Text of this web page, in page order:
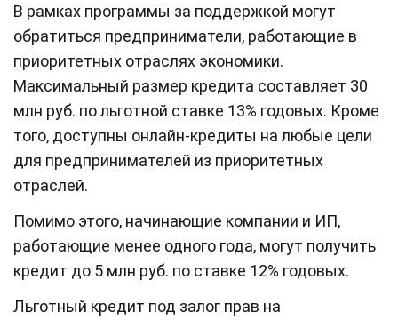
В рамках программы за поддержкой могут
обратиться предприниматели, работающие в
приоритетных отраслях экономики.
Максимальный размер кредита составляет 30
млн руб. по льготной ставке 13% годовых. Кроме
того, доступны онлайн-кредиты на любые цели
для предпринимателей из приоритетных
отраслей.
Помимо этого, начинающие компании и ИП,
работающие менее одного года, могут получить
кредит до 5 млн руб. по ставке 12% годовых.
Льготный кредит под залог прав на